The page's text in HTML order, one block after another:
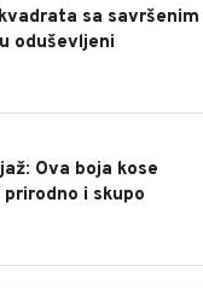
sa savršenim
oduševljeni
Ova boja kose
i skupo